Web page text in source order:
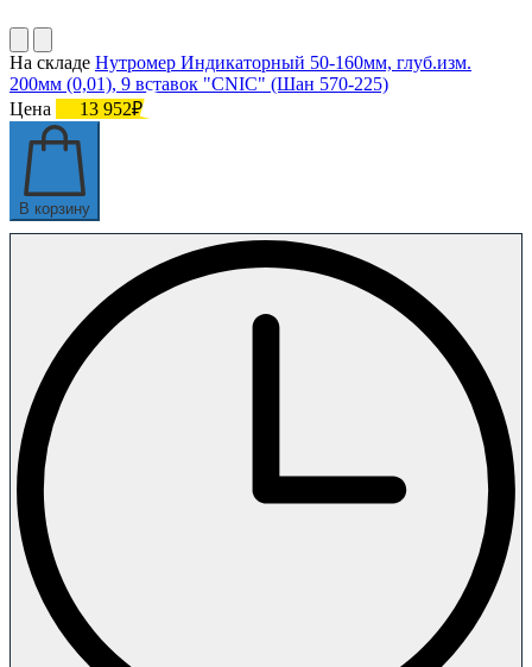
На складе Нутромер Индикаторный 50-160мм, глуб.изм.
200мм (0,01), 9 вставок "CNIC" (Шан 570-225)
Цена
13 952₽
В корзину